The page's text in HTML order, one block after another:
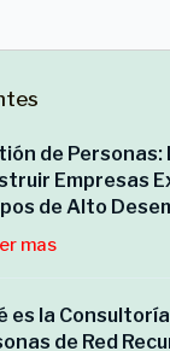
de Personas:
Empresas
de Alto
mas
es la
de Red